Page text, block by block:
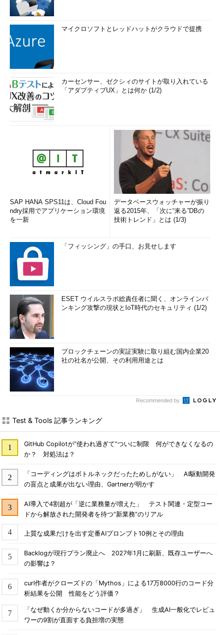
マイクロソフトとレッドハットがクラウドで提携
カーセンサー、ゼクシィのサイトが取り入れている
「アダプティブUX」とは何か (1/2)
SAP HANA SPS11は、Cloud Fou
ndry採用でアプリケーション環境
を一新
データベースウォッチャーが振り
返る2015年、「次に“来る”DBの
技術トレンド」とは (1/3)
「フィッシング」の手口、お見せします
ESET ウイルスラボ総責任者に聞く、オンラインバ
ンキング攻撃の現状とIoT時代のセキュリティ (1/2)
ブロックチェーンの実証実験に取り組む国内企業20
社の社名が公開、その利用用途とは
Recommended by
Test & Tools 記事ランキング
GitHub Copilotが“使われ過ぎて”ついに制限 何ができなくなるの
か？ 対処法は？
「コーディングはボトルネックだったためしがない」 AI駆動開発
の盲点と成果が出ない理由、Gartnerが明かす
AI導入で4割超が「逆に業務量が増えた」 テスト関連・定型コー
ドから解放された開発者を待つ“新業務”のリアル
上質な成果だけを出す定番AIプロンプト10例とその理由
Backlogが現行プラン廃止へ 2027年1月に刷新、既存ユーザーへ
の影響は？
curl作者がクローズドの「Mythos」による17万8000行のコード分
析結果を公開 性能をどう評価？
「なぜ動くか分からないコードが多過ぎ」 生成AI一般化でレビュ
ワーの9割が直面する負担増の実態